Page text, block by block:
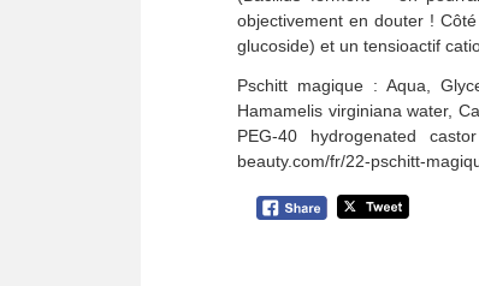
objectivement en douter !
glucoside) et un tensioactif
Pschitt magique : Aqua,
Hamamelis virginiana water,
PEG-40 hydrogenated
beauty.com/fr/22-pschitt-